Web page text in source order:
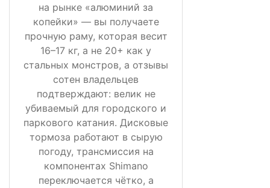
на рынке «алюминий за
копейки» — вы получаете
прочную раму, которая весит
16–17 кг, а не 20+ как у
стальных монстров, а отзывы
сотен владельцев
подтверждают: велик не
убиваемый для городского и
паркового катания. Дисковые
тормоза работают в сырую
погоду, трансмиссия на
компонентах Shimano
переключается чётко, а